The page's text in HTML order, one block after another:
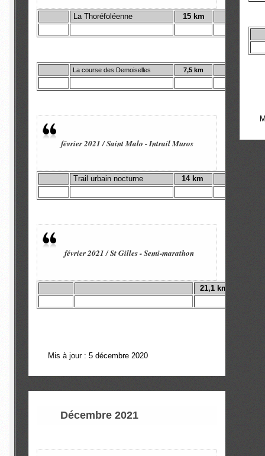
La Thoréfoléenne 15 km
La course des Demoiselles 7,5 km
février 2021 / Saint Malo - Intrail Muros
Trail urbain nocturne 14 km
février 2021 / St Gilles - Semi-marathon
21,1 km
Mis à jour : 5 décembre 2020
Décembre 2021